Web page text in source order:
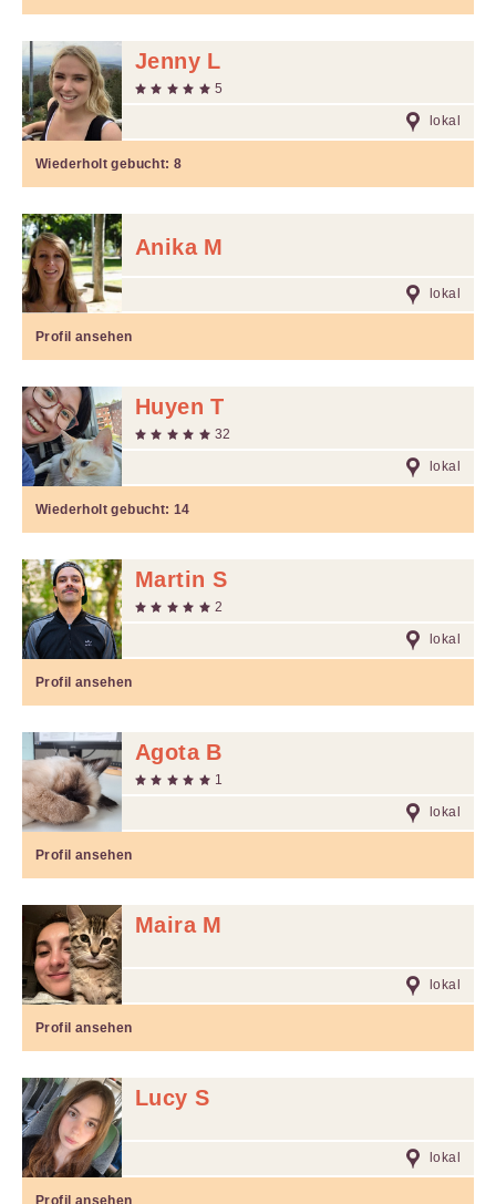
Jenny L
5
lokal
Wiederholt gebucht:8
Anika M
lokal
Profil ansehen
Huyen T
32
lokal
Wiederholt gebucht:14
Martin S
2
lokal
Profil ansehen
Agota B
1
lokal
Profil ansehen
Maira M
lokal
Profil ansehen
Lucy S
lokal
Profil ansehen